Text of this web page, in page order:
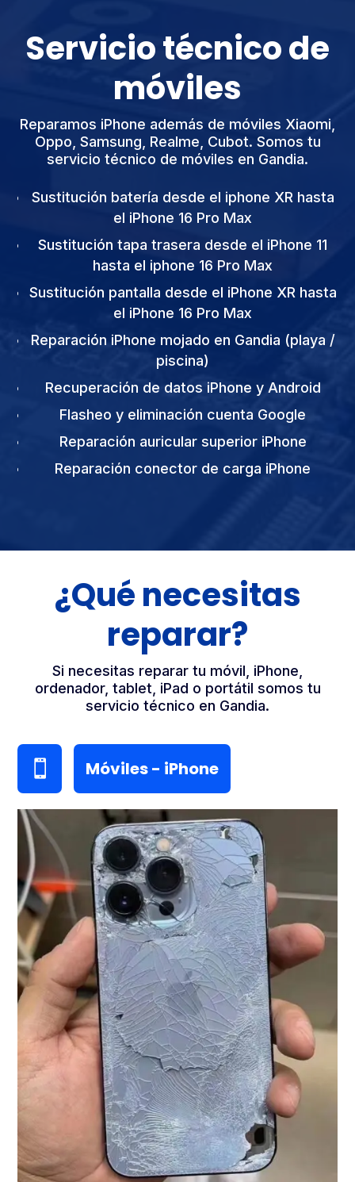
Servicio técnico de
móviles
Reparamos iPhone además de móviles Xiaomi,
Oppo, Samsung, Realme, Cubot. Somos tu
servicio técnico de móviles en Gandia.
Sustitución batería desde el iphone XR hasta
el iPhone 16 Pro Max
Sustitución tapa trasera desde el iPhone 11
hasta el iphone 16 Pro Max
Sustitución pantalla desde el iPhone XR hasta
el iPhone 16 Pro Max
Reparación iPhone mojado en Gandia (playa /
piscina)
Recuperación de datos iPhone y Android
Flasheo y eliminación cuenta Google
Reparación auricular superior iPhone
Reparación conector de carga iPhone
¿Qué necesitas
reparar?
Si necesitas reparar tu móvil, iPhone,
ordenador, tablet, iPad o portátil somos tu
servicio técnico en Gandia.
 Móviles - iPhone